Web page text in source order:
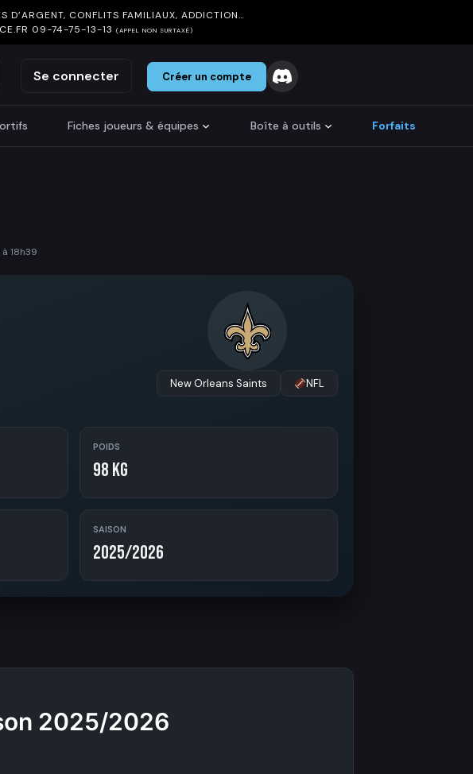
D’ARGENT, CONFLITS FAMILIAUX, ADDICTION…
09-74-75-13-13 (APPEL NON SURTAXÉ)
Se connecter Créer un compte
Fiches joueurs & équipes Boîte à outils Forfaits
18h39
New Orleans Saints NFL
POIDS
98 kg
SAISON
2025/2026
2025/2026